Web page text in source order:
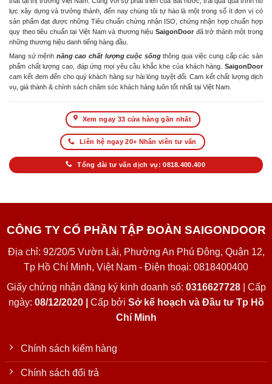
lực xây dựng và trưởng thành, đến nay chúng tôi tự hào là một trong số ít đơn vị có
sản phẩm đạt được những Tiêu chuẩn chứng nhận ISO, chứng nhận hợp chuẩn hợp
quy theo tiêu chuẩn tại Việt Nam và thương hiệu SaigonDoor đã trở thành một trong
những thương hiệu danh tiếng hàng đầu.
Mang sứ mệnh nâng cao chất lượng cuộc sốngthông qua việc cung cấp các sản
phẩm chất lượng cao, đáp ứng mọi yêu cầu khắc khe của khách hàng. SaigonDoor
cam kết đem đến cho quý khách hàng sự hài lòng tuyệt đối. Cam kết chất lượng dịch
vụ, giá thành & chính sách chăm sóc khách hàng luôn tốt nhất tại Việt Nam.
Xem ngay 33 cửa hàng gần nhất
Liên hệ ngay 20+ Nhân viên tư vấn
Tổng đài tư vấn dịch vụ: 0818.400.400
CÔNG TY CỔ PHẦN TẬP ĐOÀN SAIGONDOOR
Địa chỉ: 92/20/5 Vườn Lài, Phường An Phú Đông, Quận 12,
Tp Hồ Chí Minh, Việt Nam - Điện thoại: 0818400400
Giấy chứng nhận đăng ký kinh doanh số: 0316627728| Cấp
ngày: 08/12/2020 | Cấp bởi Sở kế hoạch và Đầu tư Tp Hồ
Chí Minh
Chính sách kiểm hàng
Chính sách đổi trả